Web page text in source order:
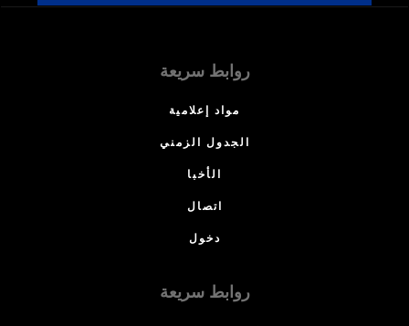
روابط سريعة
مواد إعلامية
الجدول الزمني
الأخبا
اتصال
دخول
روابط سريعة